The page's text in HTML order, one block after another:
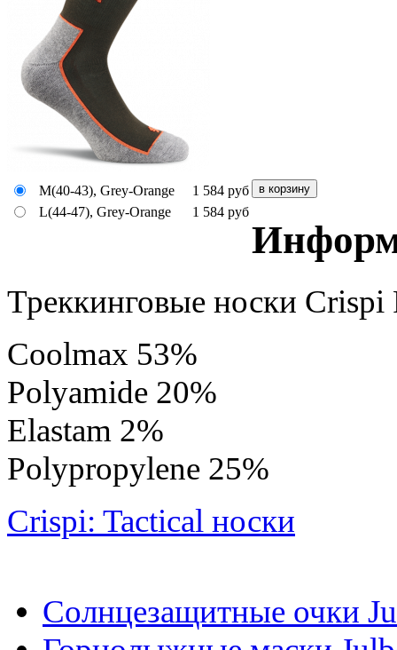
M(40-43), Grey-Orange 1 584 руб
L(44-47), Grey-Orange
1 584 руб
Треккинговые носки Crispi
Coolmax 53%
Polyamide 20%
Elastam 2%
Polypropylene 25%
Crispi: Tactical носки
Солнцезащитные очки